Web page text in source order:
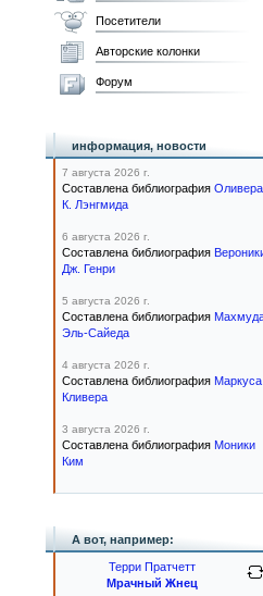
Посетители
Авторские колонки
Форум
информация, новости
7 августа 2026 г.
Составлена библиография Оливера
К. Лэнгмида
6 августа 2026 г.
Составлена библиография
Дж. Генри
5 августа 2026 г.
Составлена библиография
Эль-Сайеда
4 августа 2026 г.
Составлена библиография Маркуса
Кливера
3 августа 2026 г.
Составлена библиография Моники
Ким
А вот, например:
Терри Пратчетт
Мрачный Жнец